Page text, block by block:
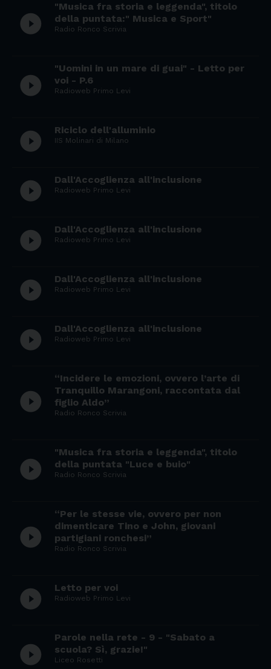
play_circle_filled
"Musica fra storia e leggenda", titolo
della puntata:" Musica e Sport"
Radio Ronco Scrivia
play_circle_filled
"Uomini in un mare di guai" - Letto per
voi - P.6
Radioweb Primo Levi
play_circle_filled Riciclo dell'alluminio
IIS Molinari di Milano
play_circle_filled Dall'Accoglienza all'inclusione
Radioweb Primo Levi
play_circle_filled Dall'Accoglienza all'inclusione
Radioweb Primo Levi
play_circle_filled Dall'Accoglienza all'inclusione
Radioweb Primo Levi
play_circle_filled Dall'Accoglienza all'inclusione
Radioweb Primo Levi
play_circle_filled
“Incidere le emozioni, ovvero l’arte di
Tranquillo Marangoni, raccontata dal
figlio Aldo”
Radio Ronco Scrivia
play_circle_filled
"Musica fra storia e leggenda", titolo
della puntata "Luce e buio"
Radio Ronco Scrivia
play_circle_filled
“Per le stesse vie, ovvero per non
dimenticare Tino e John, giovani
partigiani ronchesi”
Radio Ronco Scrivia
play_circle_filled Letto per voi
Radioweb Primo Levi
play_circle_filled
Parole nella rete - 9 - "Sabato a
scuola? Sì, grazie!"
Liceo Rosetti